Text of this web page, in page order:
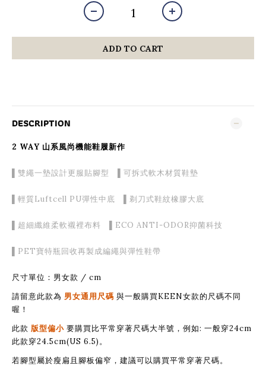
ADD TO CART
DESCRIPTION
2 WAY 山系風尚機能鞋履新作
▌雙繩一墊設計更服貼腳型 ▌可拆式軟木材質鞋墊
▌輕質Luftcell PU彈性中底 ▌剃刀式鞋紋橡膠大底
▌超細纖維柔軟襯裡布料 ▌ECO ANTI-ODOR抑菌科技
▌PET寶特瓶回收再製成編繩與彈性鞋帶
尺寸單位：男女款 / cm
請留意此款為 男女通用尺碼 與一般購買KEEN女款的尺碼不同
喔！
此款 版型偏小 要購買比平常穿著尺碼大半號，例如: 一般穿24cm
此款穿24.5cm(US 6.5)。
若腳型屬於瘦扁且腳板偏窄，建議可以購買平常穿著尺碼。